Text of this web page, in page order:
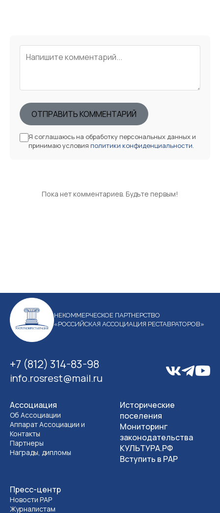
ОТПРАВИТЬ КОММЕНТАРИЙ
Я соглашаюсь на обработку персональных данных и
принимаю условия политики конфиденциальности.
Пока нет комментариев. Будьте первым!
НЕКОММЕРЧЕСКОЕ ПАРТНЕРСТВО
«РОССИЙСКАЯ АССОЦИАЦИЯ РЕСТАВРАТОРОВ»
+7 (812) 314-83-98
info.rosrest@mail.ru
Ассоциация
Об Ассоциации
Аппарат Ассоциации и
Контакты
Партнеры
Награды, дипломы
Пресс-центр
Новости РАР
Журналистам
Исторические
поселения
Мониторинг
законодательства
КУЛЬТУРА.РФ
Вступить в РАР